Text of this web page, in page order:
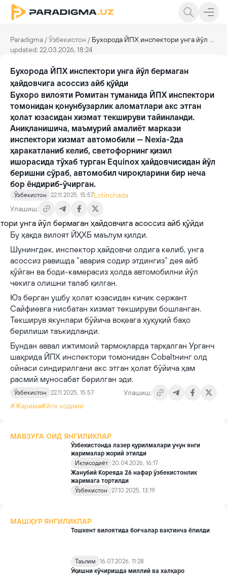
Paradigma /Ўзбекистон / Бухорода ЙПХ инспектори унга йўл бермаган ҳайдовчига асоссиз айб қўйди
updated: 22.03.2026, 18:24
Бухорода ЙПХ инспектори унга йўл бермаган
ҳайдовчига асоссиз айб қўйди
Бухоро вилояти Ромитан туманида ЙПХ инспектори
томонидан қонунбузарлик аломатлари акс этган
ҳолат юзасидан хизмат текшируви тайинланди.
Аниқланишича, маъмурий амалиёт маркази
инспектори хизмат автомобили — Nexia-2да
ҳаракатланиб келиб, светофорнинг қизил
ишорасида тўхаб турган Equinox ҳайдовчисидан йўл
беришни сўраб, автомобил чироқларини бир неча
бор ёндириб-ўчирган.
Ўзбекистон 22.11.2025, 15:57Lotinchada
Улашиш:
Бу ҳақда вилоят ЙҲХБ маълум қилди.
Шунингдек, инспектор ҳайдовчи олдига келиб, унга
асоссиз равишда “авария содир этдингиз” дея айб
қўйган ва боди-камерасиз ҳолда автомобилни йўл
чекига олишни талаб қилган.
Юз берган ушбу ҳолат юзасидан кичик сержант
Сайфиевга нисбатан хизмат текшируви бошланган.
Текширув якунлари бўйича воқеага ҳуқуқий баҳо
берилиши таъкидланди.
Бундан аввал ижтимоий тармоқларда тарқалган Урганч
шаҳрида ЙПХ инспектори томонидан Cobaltнинг олд
ойнаси синдирилгани акс этган ҳолат бўйича ҳам
расмий муносабат берилган эди.
Ўзбекистон 22.11.2025, 15:57
Улашиш:
#Жарима#йпх ходими
МАВЗУГА ОИД ЯНГИЛИКЛАР
Ўзбекистонда лазер қурилмалари учун янги
жарималар жорий этилди
Иқтисодиёт 20.04.2026, 16:17
Жанубий Кореяда 26 нафар ўзбекистонлик
жаримага тортилди
Ўзбекистон
27.10.2025, 13:19
МАШҲУР ЯНГИЛИКЛАР
Тошкент вилоятида боғчалар вақтинча ёпилди
Таълим
16.07.2026, 11:28
Ўқишни кўчиришда миллий ва халқаро